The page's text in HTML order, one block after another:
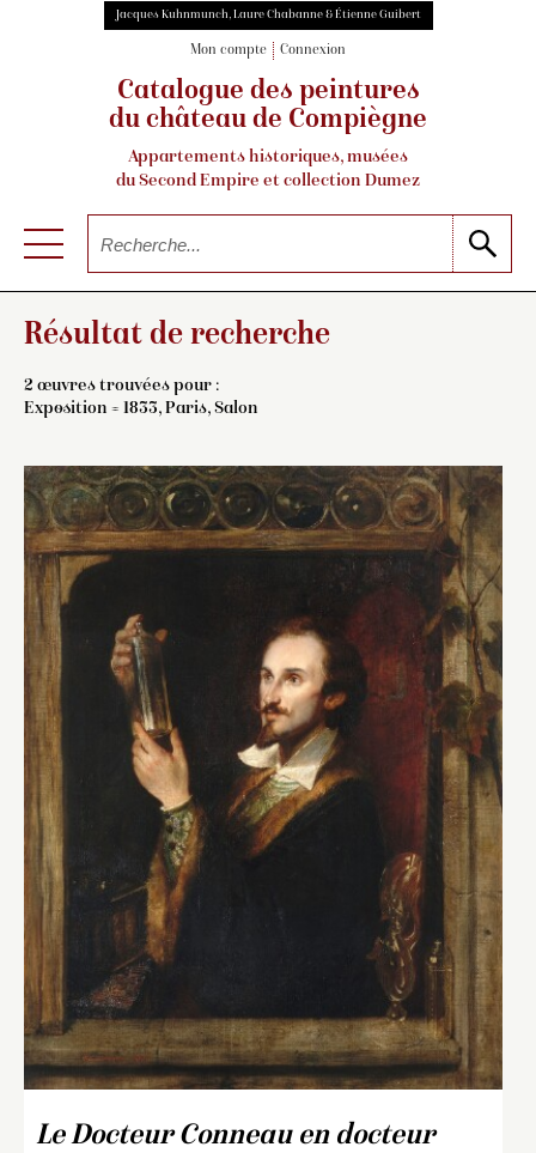
Jacques Kuhnmunch, Laure Chabanne & Étienne Guibert
Mon compte Connexion
Catalogue des peintures
du château de Compiègne
Appartements historiques, musées
du Second Empire et collection Dumez
Résultat de recherche
2 œuvres trouvées pour :
Exposition = 1833, Paris, Salon
Le Docteur Conneau en docteur